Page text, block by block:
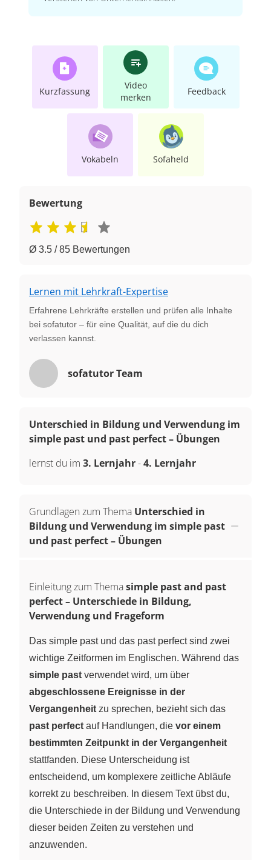
Kurzfassung
Video
merken
Feedback
Vokabeln Sofaheld
Bewertung
Ø 3.5 / 85 Bewertungen
Lernen mit Lehrkraft-Expertise
Erfahrene Lehrkräfte erstellen und prüfen alle Inhalte
bei sofatutor – für eine Qualität, auf die du dich
verlassen kannst.
sofatutor Team
Unterschied in Bildung und Verwendung im
simple past und past perfect – Übungen
lernst du im 3. Lernjahr-4. Lernjahr
Grundlagen zum Thema Unterschied in
Bildung und Verwendung im simple past
und past perfect – Übungen
Einleitung zum Themasimple past and past
perfect – Unterschiede in Bildung,
Verwendung und Frageform
Das simple past und das past perfect sind zwei
wichtige Zeitformen im Englischen. Während das
simple past verwendet wird, um über
abgeschlossene Ereignisse in der
Vergangenheit zu sprechen, bezieht sich das
past perfect auf Handlungen, die vor einem
bestimmten Zeitpunkt in der Vergangenheit
stattfanden. Diese Unterscheidung ist
entscheidend, um komplexere zeitliche Abläufe
korrekt zu beschreiben. In diesem Text übst du,
die Unterschiede in der Bildung und Verwendung
dieser beiden Zeiten zu verstehen und
anzuwenden.